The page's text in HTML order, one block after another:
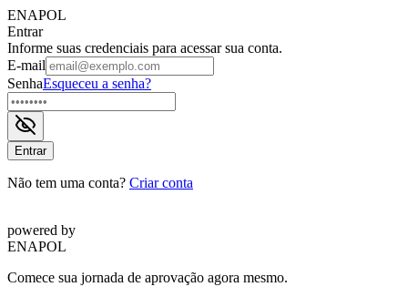
ENAPOL
Entrar
Informe suas credenciais para acessar sua conta.
E-mail
SenhaEsqueceu a senha?
Entrar
Não tem uma conta? Criar conta
powered by
ENAPOL
Comece sua jornada de aprovação agora mesmo.